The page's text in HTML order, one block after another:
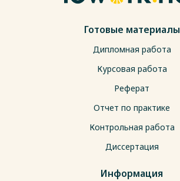
Готовые материалы
Дипломная работа
Курсовая работа
Реферат
Отчет по практике
Контрольная работа
Диссертация
Информация